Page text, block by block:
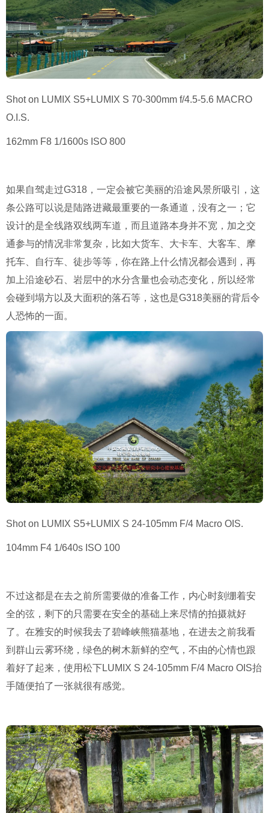
Shot on LUMIX S5+LUMIX S 70-300mm f/4.5-5.6 MACRO
O.I.S.
162mm F8 1/1600s ISO 800
如果自驾走过G318，一定会被它美丽的沿途风景所吸引，这
条公路可以说是陆路进藏最重要的一条通道，没有之一；它
设计的是全线路双线两车道，而且道路本身并不宽，加之交
通参与的情况非常复杂，比如大货车、大卡车、大客车、摩
托车、自行车、徒步等等，你在路上什么情况都会遇到，再
加上沿途砂石、岩层中的水分含量也会动态变化，所以经常
会碰到塌方以及大面积的落石等，这也是G318美丽的背后令
人恐怖的一面。
Shot on LUMIX S5+LUMIX S 24-105mm F/4 Macro OIS.
104mm F4 1/640s ISO 100
不过这都是在去之前所需要做的准备工作，内心时刻绷着安
全的弦，剩下的只需要在安全的基础上来尽情的拍摄就好
了。在雅安的时候我去了碧峰峡熊猫基地，在进去之前我看
到群山云雾环绕，绿色的树木新鲜的空气，不由的心情也跟
着好了起来，使用松下LUMIX S 24-105mm F/4 Macro OIS抬
手随便拍了一张就很有感觉。